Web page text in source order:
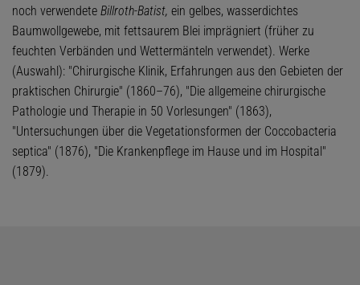
noch verwendete Billroth-Batist, ein gelbes, wasserdichtes
Baumwollgewebe, mit fettsaurem Blei imprägniert (früher zu
feuchten Verbänden und Wettermänteln verwendet). Werke
(Auswahl): "Chirurgische Klinik, Erfahrungen aus den Gebieten der
praktischen Chirurgie" (1860–76), "Die allgemeine chirurgische
Pathologie und Therapie in 50 Vorlesungen" (1863),
"Untersuchungen über die Vegetationsformen der Coccobacteria
septica" (1876), "Die Krankenpflege im Hause und im Hospital"
(1879).